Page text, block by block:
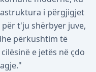
i përgjigjet
t'ju shërbyer juve,
përkushtim të
e jetës në çdo